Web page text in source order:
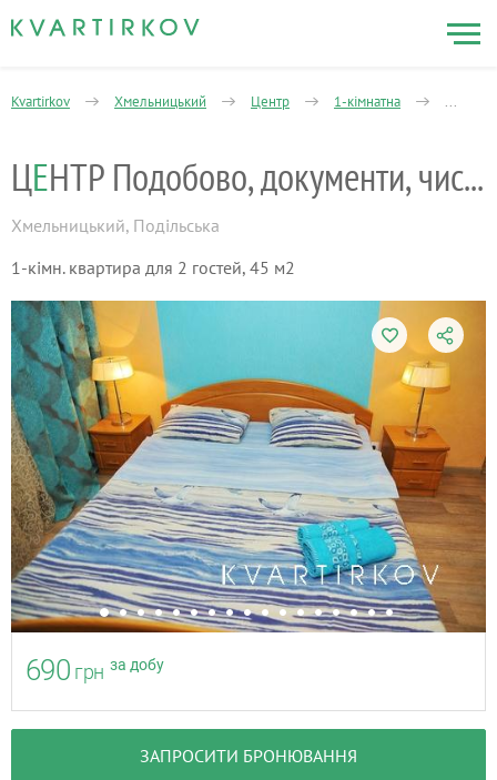
Kvartirkov Хмельницький Центр 1-кімнатна ЦЕНТР
ЦЕ НТР Подобово, документи, чисто, інтерн
Хмельницький, Подільська
1-кімн. квартира для 2 гостей, 45 м2
690 грн за добу
ЗАПРОСИТИ БРОНЮВАННЯ